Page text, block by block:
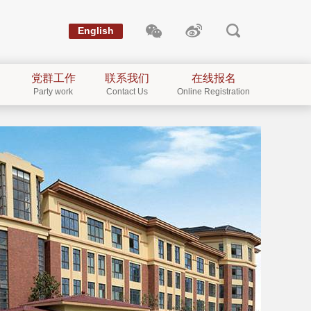
English
党群工作
Party work
联系我们
Contact Us
在线报名
Online Registration